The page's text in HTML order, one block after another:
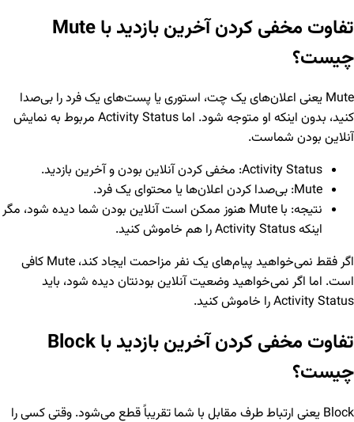
تفاوت مخفی کردن آخرین بازدید با Mute
چیست؟
Mute یعنی اعلان‌های یک چت، استوری یا پست‌های یک فرد را بی‌صدا
کنید، بدون اینکه او متوجه شود. اما Activity Status مربوط به نمایش
آنلاین بودن شماست.
Activity Status: مخفی کردن آنلاین بودن و آخرین بازدید.
Mute: بی‌صدا کردن اعلان‌ها یا محتوای یک فرد.
نتیجه: با Mute هنوز ممکن است آنلاین بودن شما دیده شود، مگر
اینکه Activity Status را هم خاموش کنید.
اگر فقط نمی‌خواهید پیام‌های یک نفر مزاحمت ایجاد کند، Mute کافی
است. اما اگر نمی‌خواهید وضعیت آنلاین بودنتان دیده شود، باید
Activity Status را خاموش کنید.
تفاوت مخفی کردن آخرین بازدید با Block
چیست؟
Block یعنی ارتباط طرف مقابل با شما تقریباً قطع می‌شود. وقتی کسی را